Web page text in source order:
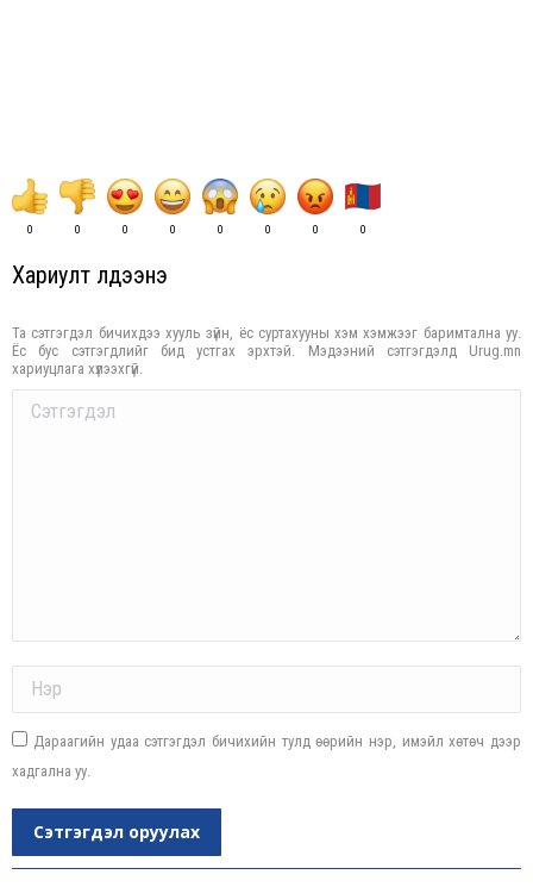
0 0 0 0 0 0 0 0
Хариулт үлдээнэ үү
Та сэтгэгдэл бичихдээ хууль зүйн, ёс суртахууны хэм хэмжээг баримтална уу.
Ёс бус сэтгэгдлийг бид устгах эрхтэй. Мэдээний сэтгэгдэлд Urug.mn
хариуцлага хүлээхгүй.
Comment
Дараагийн удаа сэтгэгдэл бичихийн тулд өөрийн нэр, имэйл хөтөч дээр
хадгална уу.
Сэтгэгдэл оруулах